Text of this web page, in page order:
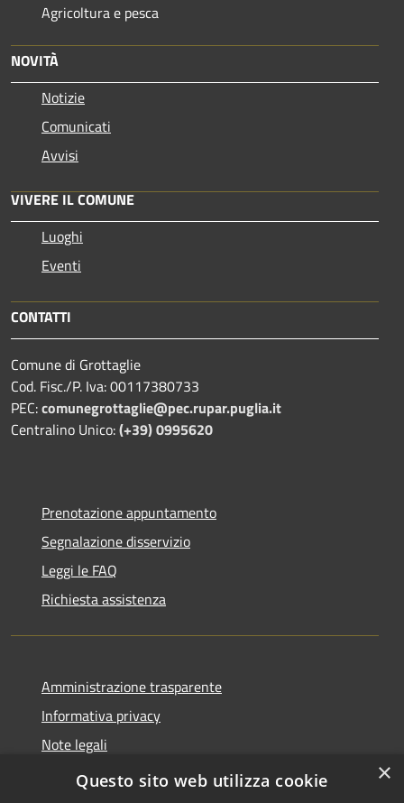
Agricoltura e pesca
NOVITÀ
Notizie
Comunicati
Avvisi
VIVERE IL COMUNE
Luoghi
Eventi
CONTATTI
Comune di Grottaglie
Cod. Fisc./P. Iva: 00117380733
PEC:comunegrottaglie@pec.rupar.puglia.it
Centralino Unico:(+39) 0995620
Prenotazione appuntamento
Segnalazione disservizio
Leggi le FAQ
Richiesta assistenza
Amministrazione trasparente
Informativa privacy
Note legali
Dichiarazione di accessibilità
×
Questo sito web utilizza cookie